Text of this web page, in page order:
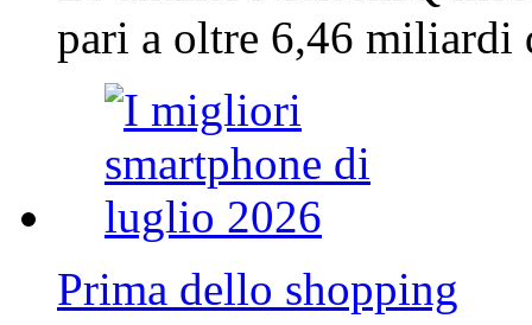
pari a oltre 6,46
Prima dello shopping